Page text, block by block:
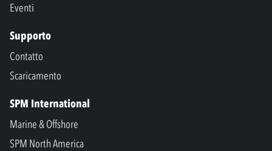
Eventi
Supporto
Contatto
Scaricamento
SPM International
Marine & Offshore
SPM North America